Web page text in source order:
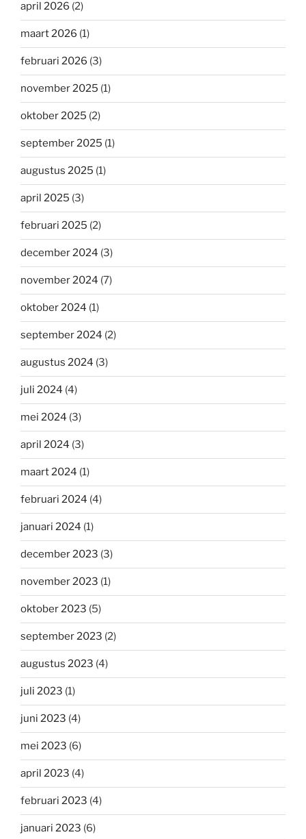
april 2026 (2)
maart 2026 (1)
februari 2026 (3)
november 2025 (1)
oktober 2025 (2)
september 2025 (1)
augustus 2025 (1)
april 2025 (3)
februari 2025 (2)
december 2024 (3)
november 2024 (7)
oktober 2024 (1)
september 2024 (2)
augustus 2024 (3)
juli 2024 (4)
mei 2024 (3)
april 2024 (3)
maart 2024 (1)
februari 2024 (4)
januari 2024 (1)
december 2023 (3)
november 2023 (1)
oktober 2023 (5)
september 2023 (2)
augustus 2023 (4)
juli 2023 (1)
juni 2023 (4)
mei 2023 (6)
april 2023 (4)
februari 2023 (4)
januari 2023 (6)